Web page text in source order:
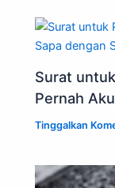
Surat
Pernah
Tinggalkan